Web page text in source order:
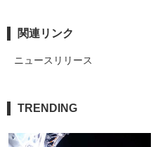
関連リンク
ニュースリリース
TRENDING